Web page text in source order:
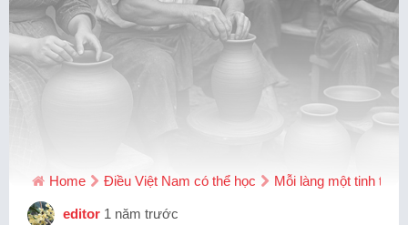
Home Điều Việt Nam có thể học Mỗi làng một tinh
editor 1 năm trước